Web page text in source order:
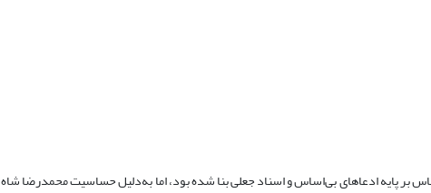
بر پایه ادعاهای بی‌اساس و اسناد جعلی بنا شده بود، اما به‌دلیل حساسیت محمدرضا شاه